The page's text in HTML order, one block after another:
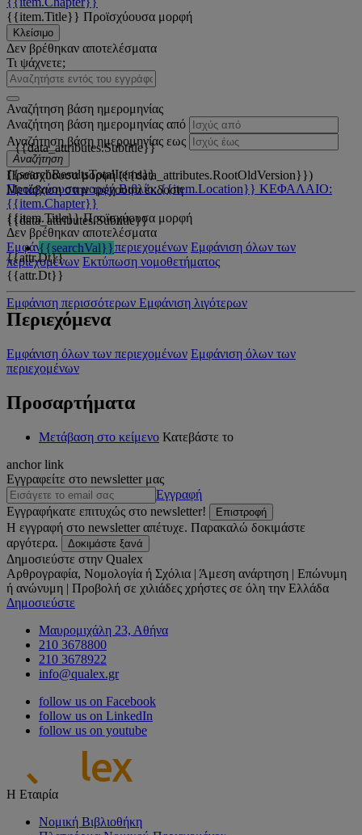
{{item.Title}} Προϊσχύουσα μορφή
Κλείσιμο
Δεν βρέθηκαν αποτελέσματα
Τι ψάχνετε;
Αναζήτηση βάση ημερομηνίας
Αναζήτηση βάση ημερομηνίας από
Αναζήτηση βάση ημερομηνίας εως
Αναζήτηση
{{searchResultsTotalItems}}
Προϊσχύουσα μορφή Βιβλίο: {{item.Location}} ΚΕΦΑΛΑΙΟ:
{{item.Chapter}}
{{item.Title}} Προϊσχύουσα μορφή
Δεν βρέθηκαν αποτελέσματα
Εμφάνιση όλων των περιεχομένων Εμφάνιση όλων των
περιεχομένων Εκτύπωση νομοθετήματος
{{data_attributes.Subtitle}}
Προϊσχύουσα μορφή ({{data_attributes.RootOldVersion}})
Μετάβαση στην τρέχουσα έκδοση
{{data_attributes.Subtitle}}
{{searchVal}}
{{attr.Dt}}
Εμφάνιση περισσότερων Εμφάνιση λιγότερων
{{attr.Dt}}
Περιεχόμενα
Εμφάνιση όλων των περιεχομένων Εμφάνιση όλων των
περιεχομένων
Προσαρτήματα
Μετάβαση στο κείμενο Κατεβάστε το
anchor link
Εγγραφείτε στο newsletter μας
Εγγραφή
Εγγραφήκατε επιτυχώς στο newsletter!
Επιστροφή
Η εγγραφή στο newsletter απέτυχε. Παρακαλώ δοκιμάστε
αργότερα.
Δοκιμάστε ξανά
Δημοσιεύστε στην Qualex
Αρθρογραφία, Νομολογία ή Σχόλια | Άμεση ανάρτηση | Επώνυμη
ή ανώνυμη | Προβολή σε χιλιάδες χρήστες σε όλη την Ελλάδα
Δημοσιεύστε
Μαυρομιχάλη 23, Αθήνα
210 3678800
210 3678922
info@qualex.gr
follow us on Facebook
follow us on LinkedIn
follow us on youtube
Η Εταιρία
Νομική Βιβλιοθήκη